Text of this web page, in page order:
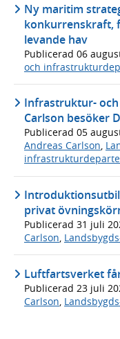
Ny maritim
konkurrenskraft,
levande hav
Publicerad 06
och
Infrastruktur-
Carlson besöker
Publicerad 05
Andreas Carlson,
privat
Publicerad 31 juli
Carlson,
Luftfartsverket
Publicerad 23 juli
Carlson